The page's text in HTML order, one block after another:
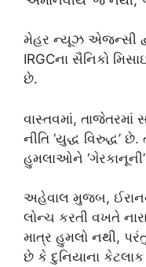
મેહર ન્યૂઝ એજન્સી
IRGCના સૈનિકો
છે.
વાસ્તવમાં,
નીતિ ‘યુદ્ધ વિરુદ્ધ’
હુમલાઓને
અહેવાલ મુજબ,
લોન્ચ કરતી વખતે
માત્ર હુમલો નથી,
છે કે દુનિયાના